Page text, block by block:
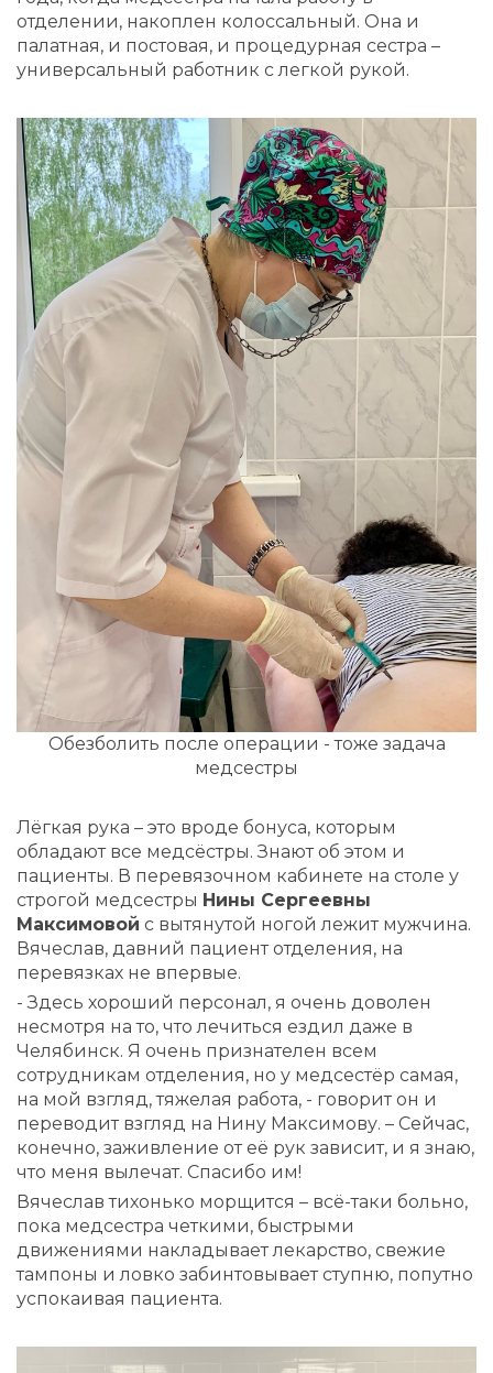
отделении, накоплен колоссальный. Она и
палатная, и постовая, и процедурная сестра –
универсальный работник с легкой рукой.
Обезболить после операции - тоже задача
медсестры
Лёгкая рука – это вроде бонуса, которым
обладают все медсёстры. Знают об этом и
пациенты. В перевязочном кабинете на столе у
строгой медсестры Нины Сергеевны
Максимовой с вытянутой ногой лежит мужчина.
Вячеслав, давний пациент отделения, на
перевязках не впервые.
- Здесь хороший персонал, я очень доволен
несмотря на то, что лечиться ездил даже в
Челябинск. Я очень признателен всем
сотрудникам отделения, но у медсестёр самая,
на мой взгляд, тяжелая работа, - говорит он и
переводит взгляд на Нину Максимову. – Сейчас,
конечно, заживление от её рук зависит, и я знаю,
что меня вылечат. Спасибо им!
Вячеслав тихонько морщится – всё-таки больно,
пока медсестра четкими, быстрыми
движениями накладывает лекарство, свежие
тампоны и ловко забинтовывает ступню, попутно
успокаивая пациента.